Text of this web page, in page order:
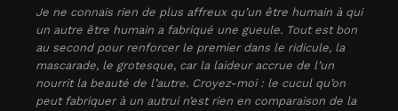
Je ne connais rien de plus affreux qu’un être humain à qui
un autre être humain a fabriqué une gueule. Tout est bon
au second pour renforcer le premier dans le ridicule, la
mascarade, le grotesque, car la laideur accrue de l’un
nourrit la beauté de l’autre. Croyez-moi : le cucul qu’on
peut fabriquer à un autrui n’est rien en comparaison de la